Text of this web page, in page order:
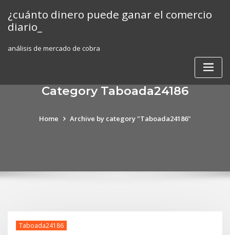
content
¿cuánto dinero puede ganar el comercio
diario_
análisis de mercado de cobra
Category Taboada24186
Home Archive by category "Taboada24186"
Taboada24186